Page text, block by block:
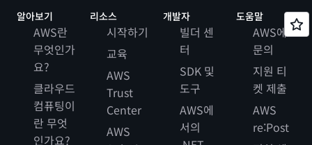
알아보기
AWS란
무엇인가
요?
클라우드
컴퓨팅이
란 무엇
인가요?
리소스
시작하기
교육
AWS
Trust
Center
AWS
개발자
빌더 센
터
SDK 및
도구
AWS에
서의
도움말
AWS에
문의
지원 티
켓 제출
AWS
re:Post